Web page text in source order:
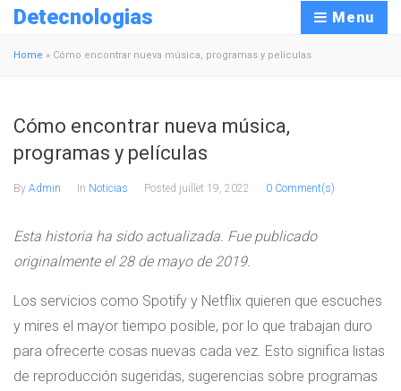
Detecnologias Menu
Home » Cómo encontrar nueva música, programas y películas
Cómo encontrar nueva música,
programas y películas
By Admin In Noticias Posted juillet 19, 2022 0 Comment(s)
Esta historia ha sido actualizada. Fue publicado
originalmente el 28 de mayo de 2019.
Los servicios como Spotify y Netflix quieren que escuches
y mires el mayor tiempo posible, por lo que trabajan duro
para ofrecerte cosas nuevas cada vez. Esto significa listas
de reproducción sugeridas, sugerencias sobre programas